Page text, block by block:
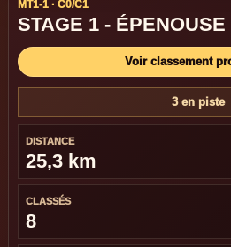
MT1-1 · C0/C1
STAGE 1 - ÉPENOUSE
Voir classement
3 en piste
DISTANCE
25,3 km
CLASSÉS
8